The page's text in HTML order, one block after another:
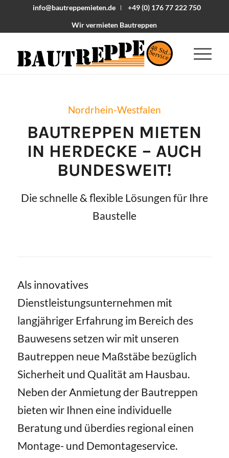
info@bautreppemieten.de
+49 (0) 176 77 222 750
Wir vermieten Bautreppen
48 Std.-
Service
Nordrhein-Westfalen
BAUTREPPEN MIETEN
IN HERDECKE – AUCH
BUNDESWEIT!
Die schnelle & flexible Lösungen für Ihre
Baustelle
Als innovatives
Dienstleistungsunternehmen mit
langjähriger Erfahrung im Bereich des
Bauwesens setzen wir mit unseren
Bautreppen neue Maßstäbe bezüglich
Sicherheit und Qualität am Hausbau.
Neben der Anmietung der Bautreppen
bieten wir Ihnen eine individuelle
Beratung und überdies regional einen
Montage- und Demontageservice.